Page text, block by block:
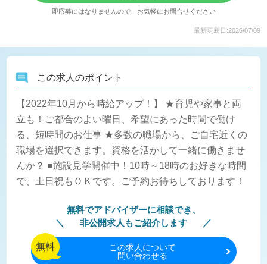
即応募にはなりませんので、お気軽にお問合せください
最新更新日:2026/07/09
この求人のポイント
【2022年10月から時給アップ！】 ★育児や家事と両
立も！ご都合のよい曜日、希望にあった時間で働け
る、短時間のお仕事 ★多数の職場から、ご自宅近くの
職場を選択できます。資格を活かして一緒に働きませ
んか？ ■施設見学開催中！10時～18時のお好きな時間
で、土日祝もＯＫです。ご予約お待ちしております！
無料でアドバイザーに相談でき、
非公開求人もご紹介します
無料 この求人について
問い合わせる